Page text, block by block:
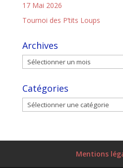
17 Mai 2026
Tournoi des P’tits Loups
Archives
Catégories
Mentions